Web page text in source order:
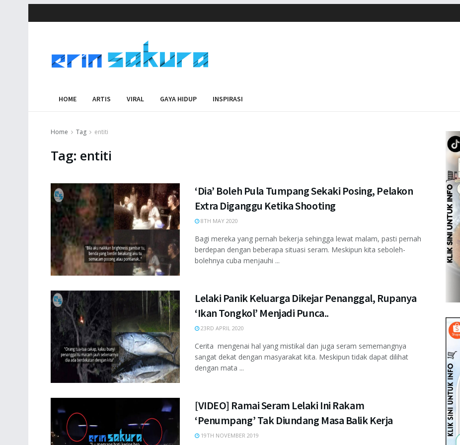
HOME ARTIS VIRAL GAYA HIDUP INSPIRASI
Home Tag entiti
Tag: entiti
‘Dia’ Boleh Pula Tumpang Sekaki Posing, Pelakon
Extra Diganggu Ketika Shooting
8TH MAY 2020
Bagi mereka yang pernah bekerja sehingga lewat malam, pasti pernah
berdepan dengan beberapa situasi seram. Meskipun kita seboleh-
bolehnya cuba menjauhi ...
Lelaki Panik Keluarga Dikejar Penanggal, Rupanya
‘Ikan Tongkol’ Menjadi Punca..
23RD APRIL 2020
Cerita mengenai hal yang mistikal dan juga seram sememangnya
sangat dekat dengan masyarakat kita. Meskipun tidak dapat dilihat
dengan mata ...
[VIDEO] Ramai Seram Lelaki Ini Rakam
‘Penumpang’ Tak Diundang Masa Balik Kerja
19TH NOVEMBER 2019